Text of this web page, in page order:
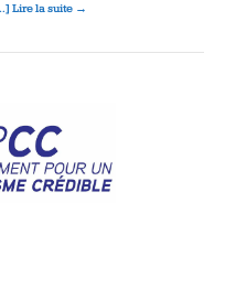
Lire la suite →